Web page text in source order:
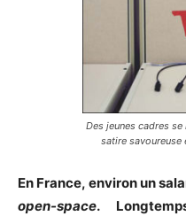
Des jeunes cadres
satire savoureuse
En France, environ un
open-space.